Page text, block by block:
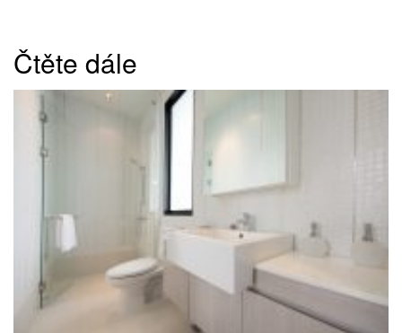
Čtěte dále